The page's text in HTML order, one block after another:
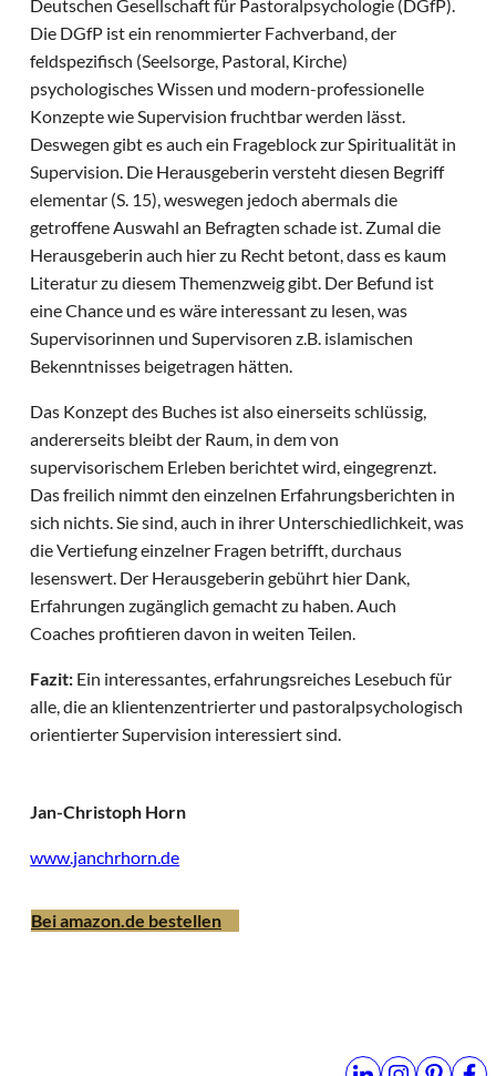
Deutschen Gesellschaft für Pastoralpsychologie (DGfP).
Die DGfP ist ein renommierter Fachverband, der
feldspezifisch (Seelsorge, Pastoral, Kirche)
psychologisches Wissen und modern-professionelle
Konzepte wie Supervision fruchtbar werden lässt.
Deswegen gibt es auch ein Frageblock zur Spiritualität in
Supervision. Die Herausgeberin versteht diesen Begriff
elementar (S. 15), weswegen jedoch abermals die
getroffene Auswahl an Befragten schade ist. Zumal die
Herausgeberin auch hier zu Recht betont, dass es kaum
Literatur zu diesem Themenzweig gibt. Der Befund ist
eine Chance und es wäre interessant zu lesen, was
Supervisorinnen und Supervisoren z.B. islamischen
Bekenntnisses beigetragen hätten.
Das Konzept des Buches ist also einerseits schlüssig,
andererseits bleibt der Raum, in dem von
supervisorischem Erleben berichtet wird, eingegrenzt.
Das freilich nimmt den einzelnen Erfahrungsberichten in
sich nichts. Sie sind, auch in ihrer Unterschiedlichkeit, was
die Vertiefung einzelner Fragen betrifft, durchaus
lesenswert. Der Herausgeberin gebührt hier Dank,
Erfahrungen zugänglich gemacht zu haben. Auch
Coaches profitieren davon in weiten Teilen.
Fazit: Ein interessantes, erfahrungsreiches Lesebuch für
alle, die an klientenzentrierter und pastoralpsychologisch
orientierter Supervision interessiert sind.
Jan-Christoph Horn
www.janchrhorn.de
Bei amazon.de bestellen